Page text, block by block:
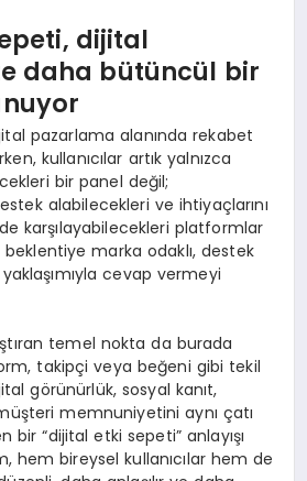
dijital
daha bütüncül bir
pazarlama alanında rekabet
kullanıcılar artık yalnızca
bir panel değil;
alabilecekleri ve ihtiyaçlarını
karşılayabilecekleri platformlar
beklentiye marka odaklı, destek
cevap vermeyi
temel nokta da burada
takipçi veya beğeni gibi tekil
görünürlük, sosyal kanıt,
memnuniyetini aynı çatı
bir “dijital etki sepeti” anlayışı
hem bireysel kullanıcılar hem de